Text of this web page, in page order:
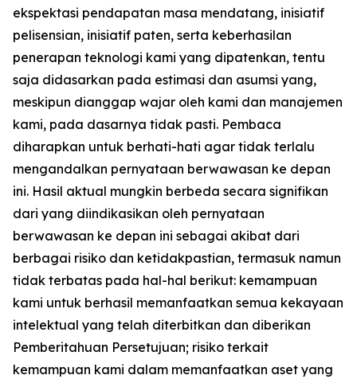
ekspektasi pendapatan masa mendatang, inisiatif
pelisensian, inisiatif paten, serta keberhasilan
penerapan teknologi kami yang dipatenkan, tentu
saja didasarkan pada estimasi dan asumsi yang,
meskipun dianggap wajar oleh kami dan manajemen
kami, pada dasarnya tidak pasti. Pembaca
diharapkan untuk berhati-hati agar tidak terlalu
mengandalkan pernyataan berwawasan ke depan
ini. Hasil aktual mungkin berbeda secara signifikan
dari yang diindikasikan oleh pernyataan
berwawasan ke depan ini sebagai akibat dari
berbagai risiko dan ketidakpastian, termasuk namun
tidak terbatas pada hal-hal berikut: kemampuan
kami untuk berhasil memanfaatkan semua kekayaan
intelektual yang telah diterbitkan dan diberikan
Pemberitahuan Persetujuan; risiko terkait
kemampuan kami dalam memanfaatkan aset yang